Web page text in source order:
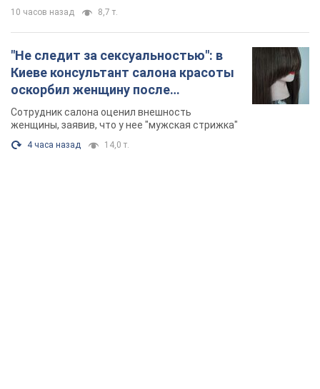
10 часов назад 8,7 т.
"Не следит за сексуальностью": в
Киеве консультант салона красоты
оскорбил женщину после
химиотерапии, разгорелся скандал.
Фото
Сотрудник салона оценил внешность
женщины, заявив, что у нее "мужская стрижка"
4 часа назад 14,0 т.